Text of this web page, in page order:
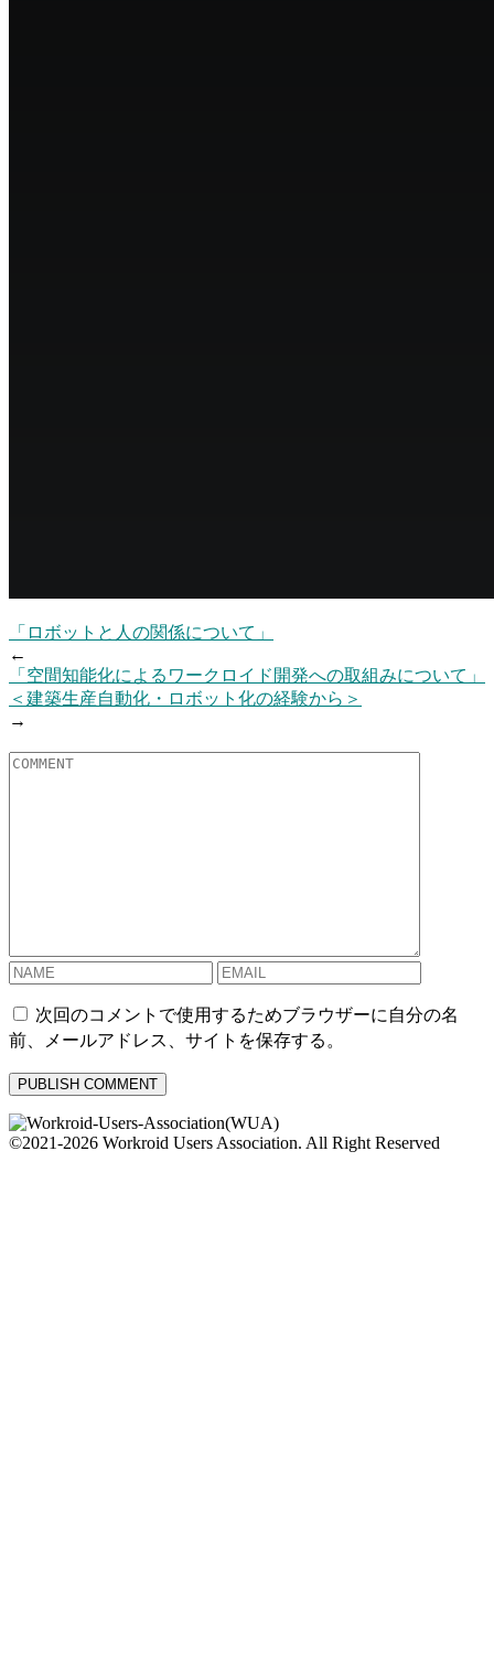
「ロボットと人の関係について」
←
「空間知能化によるワークロイド開発への取組みについて」
＜建築生産自動化・ロボット化の経験から＞
→
次回のコメントで使用するためブラウザーに自分の名
前、メールアドレス、サイトを保存する。
©2021-2026 Workroid Users Association. All Right Reserved